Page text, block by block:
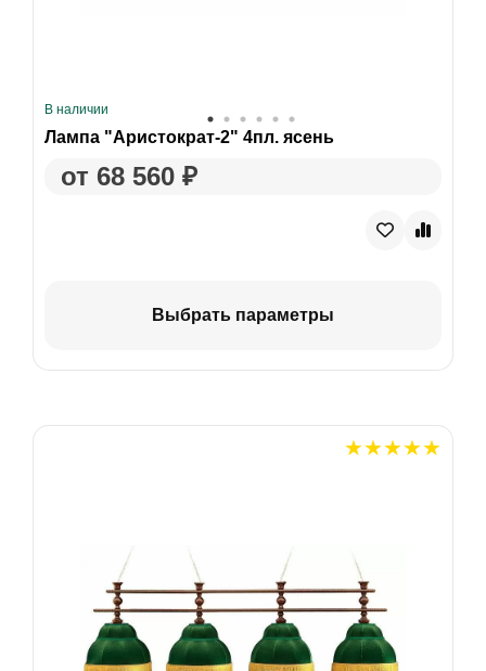
В наличии
Лампа "Аристократ-2" 4пл. ясень
от 68 560 ₽
Выбрать параметры